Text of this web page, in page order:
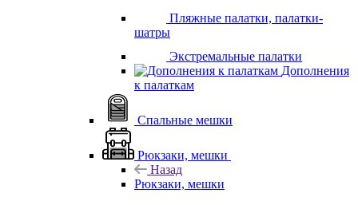
Пляжные палатки, палатки-
шатры
Экстремальные палатки
Дополнения
к палаткам
Спальные мешки
Рюкзаки, мешки
Назад
Рюкзаки, мешки